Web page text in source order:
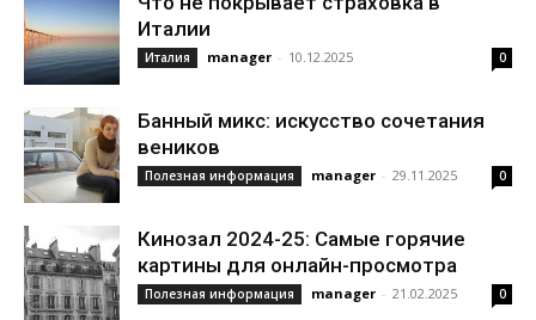
Италии
Италия manager - 10.12.2025 0
Банный микс: искусство сочетания
веников
Полезная информация manager - 29.11.2025 0
Кинозал 2024-25: Самые горячие
картины для онлайн-просмотра
Полезная информация manager - 21.02.2025 0